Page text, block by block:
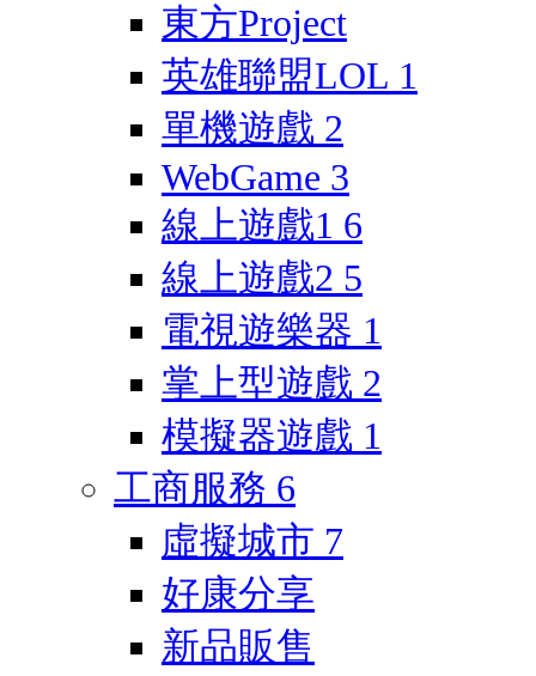
東方Project
英雄聯盟LOL 1
單機遊戲 2
WebGame 3
線上遊戲1 6
線上遊戲2 5
電視遊樂器 1
掌上型遊戲 2
模擬器遊戲 1
工商服務 6
虛擬城市 7
好康分享
新品販售